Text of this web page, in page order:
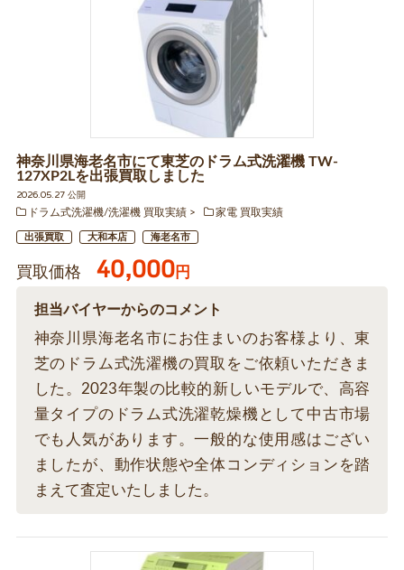
神奈川県海老名市にて東芝のドラム式洗濯機 TW-
127XP2Lを出張買取しました
2026.05.27 公開
ドラム式洗濯機/洗濯機 買取実績
家電 買取実績
出張買取 大和本店 海老名市
買取価格 40,000円
担当バイヤーからのコメント
神奈川県海老名市にお住まいのお客様より、東
芝のドラム式洗濯機の買取をご依頼いただきま
した。2023年製の比較的新しいモデルで、高容
量タイプのドラム式洗濯乾燥機として中古市場
でも人気があります。一般的な使用感はござい
ましたが、動作状態や全体コンディションを踏
まえて査定いたしました。